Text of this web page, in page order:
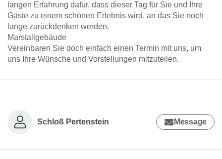
langen Erfahrung dafür, dass dieser Tag für Sie und Ihre
Gäste zu einem schönen Erlebnis wird, an das Sie noch
lange zurückdenken werden.
Marstallgebäude
Vereinbaren Sie doch einfach einen Termin mit uns, um
uns Ihre Wünsche und Vorstellungen mitzuteilen.
Schloß Pertenstein Message